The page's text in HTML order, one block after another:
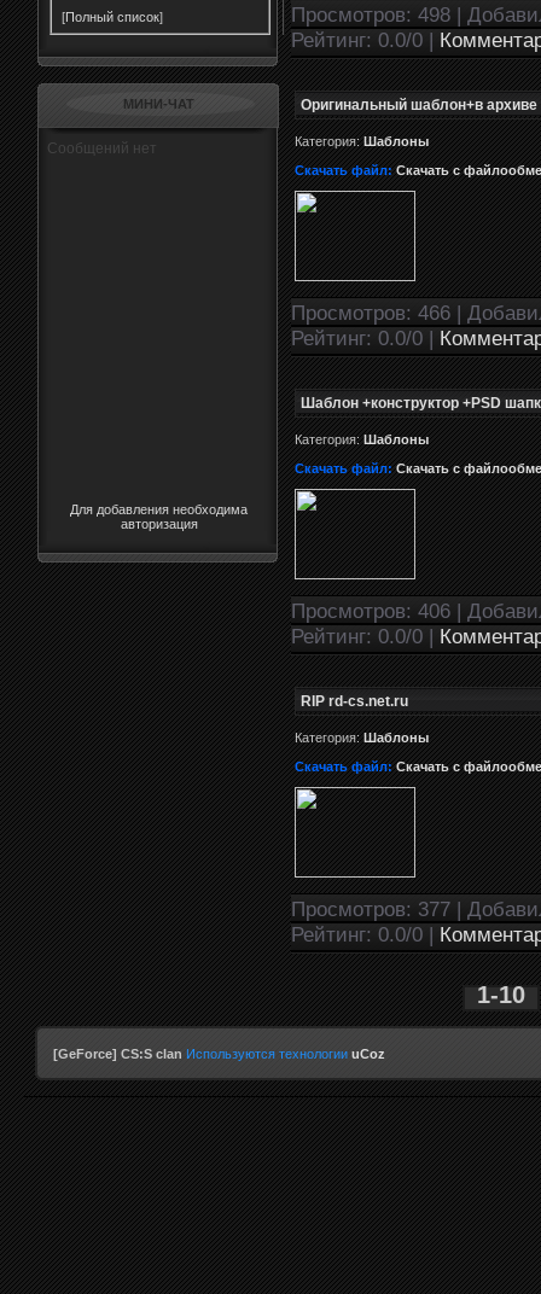
[Полный список]
МИНИ-ЧАТ
Для добавления необходима
авторизация
Просмотров: 498 |
Рейтинг: 0.0/0 |
Оригинальный шаблон+в
Категория:Шаблоны
Скачать файл: Скачать с
Просмотров: 466 |
Рейтинг: 0.0/0 |
Шаблон +конструктор +PSD
Категория:Шаблоны
Скачать файл: Скачать с
Просмотров: 406 |
Рейтинг: 0.0/0 |
RIP rd-cs.net.ru
Категория:Шаблоны
Скачать файл: Скачать с
Просмотров: 377 |
Рейтинг: 0.0/0 |
1-10
[GeForce] CS:S clan Используются технологии uCoz